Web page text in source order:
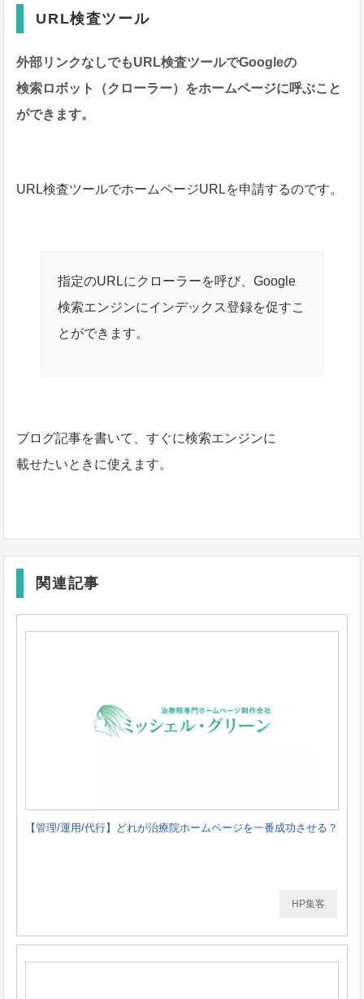
URL検査ツール
外部リンクなしでもURL検査ツールでGoogleの
検索ロボット（クローラー）をホームページに呼ぶこと
ができます。
URL検査ツールでホームページURLを申請するのです。
指定のURLにクローラーを呼び、Google
検索エンジンにインデックス登録を促すこ
とができます。
ブログ記事を書いて、すぐに検索エンジンに
載せたいときに使えます。
関連記事
【管理/運用/代行】どれが治療院ホームページを一番成功させる？
HP集客